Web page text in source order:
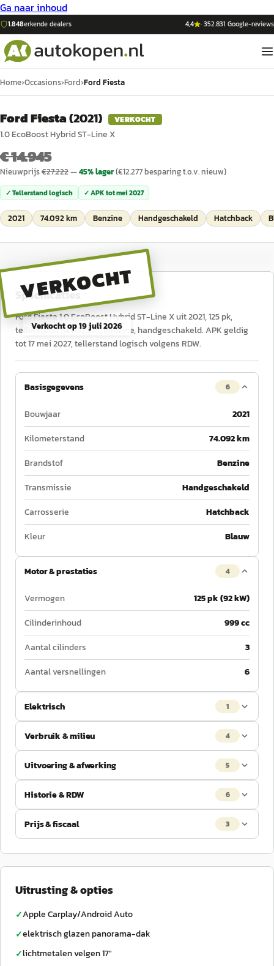
Ga naar inhoud
1.848erkende dealers 4,4 ·352.831 Google-reviews
Home›Occasions›Ford›Ford Fiesta
Ford Fiesta(2021) VERKOCHT
1.0 EcoBoost Hybrid ST-Line X
€ 14.945
Nieuwprijs€27.222—45% lager(€12.277besparing t.o.v. nieuw)
✓ Tellerstand logisch ✓ APK totmei 2027
2021 74.092 km Benzine Handgeschakeld Hatchback
VERKOCHT
Verkocht op19 juli 2026
Specificaties
Ford Fiesta 1.0 EcoBoost Hybrid ST-Line X uit 2021, 125 pk,
tellerstand 74.092 km, benzine, handgeschakeld. APK geldig
tot 17 mei 2027, tellerstand logisch volgens RDW.
Basisgegevens 6
Bouwjaar
2021
Kilometerstand
74.092 km
Brandstof
Benzine
Transmissie
Handgeschakeld
Carrosserie
Hatchback
Kleur
Blauw
Motor & prestaties 4
Vermogen
125 pk (92 kW)
Cilinderinhoud
999 cc
Aantal cilinders
3
Aantal versnellingen
6
Elektrisch 1
Verbruik & milieu 4
Uitvoering & afwerking 5
Historie & RDW 6
Prijs & fiscaal 3
Uitrusting & opties
✓Apple Carplay/Android Auto
✓elektrisch glazen panorama-dak
✓lichtmetalen velgen 17"